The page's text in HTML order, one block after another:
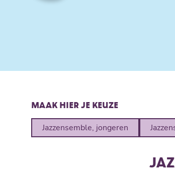
MAAK HIER JE KEUZE
Jazzensemble, jongeren